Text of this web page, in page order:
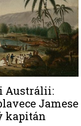
Austrálii:
Jamese
kapitán